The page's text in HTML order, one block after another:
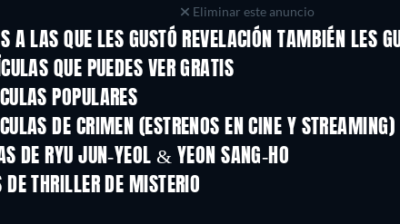
Eliminar este anuncio
A LAS QUE LES GUSTÓ REVELACIÓN TAMBIÉN LES
TV
QUE PUEDES VER GRATIS
POPULARES
DE CRIMEN (ESTRENOS EN CINE Y STREAMING)
DE RYU JUN-YEOL & YEON SANG-HO
DE THRILLER DE MISTERIO